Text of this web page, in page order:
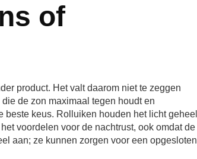
of
product. Het valt daarom niet te zeggen
de zon maximaal tegen houdt en
keus. Rolluiken houden het licht geheel
voordelen voor de nachtrust, ook omdat de
aan; ze kunnen zorgen voor een opgesloten